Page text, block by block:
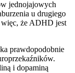
jednojajowych
u drugiego
więc, że ADHD jest
prawdopodobnie
i dopaminą